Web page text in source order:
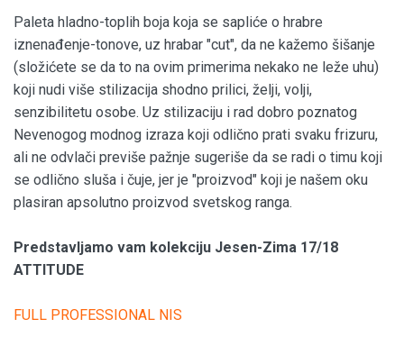
Paleta hladno-toplih boja koja se sapliće o hrabre
iznenađenje-tonove, uz hrabar "cut", da ne kažemo šišanje
(složićete se da to na ovim primerima nekako ne leže uhu)
koji nudi više stilizacija shodno prilici, želji, volji,
senzibilitetu osobe. Uz stilizaciju i rad dobro poznatog
Nevenogog modnog izraza koji odlično prati svaku frizuru,
ali ne odvlači previše pažnje sugeriše da se radi o timu koji
se odlično sluša i čuje, jer je "proizvod" koji je našem oku
plasiran apsolutno proizvod svetskog ranga.
Predstavljamo vam kolekciju Jesen-Zima 17/18
ATTITUDE
FULL PROFESSIONAL NIS